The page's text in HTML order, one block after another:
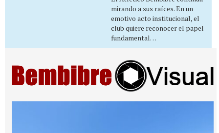
mirando a sus raíces. En un
emotivo acto institucional, el
club quiere reconocer el papel
fundamental…